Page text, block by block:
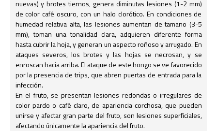
nuevas) y brotes tiernos, genera diminutas lesiones (1-2 mm)
de color café oscuro, con un halo clorótico. En condiciones de
humedad relativa alta, las lesiones aumentan de tamaño (3-5
mm), toman una tonalidad clara, adquieren diferente forma
hasta cubrir la hoja, y generan un aspecto roñoso y arrugado. En
ataques severos, los brotes y las hojas se necrosan, y se
enroscan hacia arriba. El ataque de este hongo se ve favorecido
por la presencia de trips, que abren puertas de entrada para la
infección.
En el fruto, se presentan lesiones redondas o irregulares de
color pardo o café claro, de apariencia corchosa, que pueden
unirse y afectar gran parte del fruto, son lesiones superficiales,
afectando únicamente la apariencia del fruto.